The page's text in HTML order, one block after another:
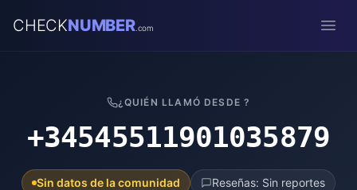
CHECKNUMBER.com
¿QUIÉN LLAMÓ DESDE ?
+34545511901035879
Sin datos de la comunidad
Reseñas: Sin reportes